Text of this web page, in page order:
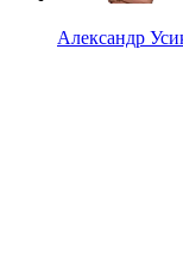
Александр